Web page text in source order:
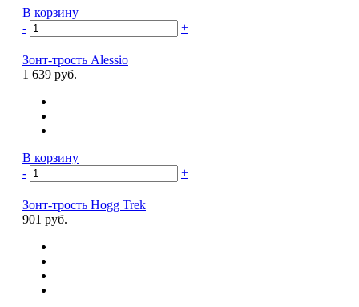
В корзину
-
+
Зонт-трость Alessio
1 639 руб.
В корзину
-
+
Зонт-трость Hogg Trek
901 руб.